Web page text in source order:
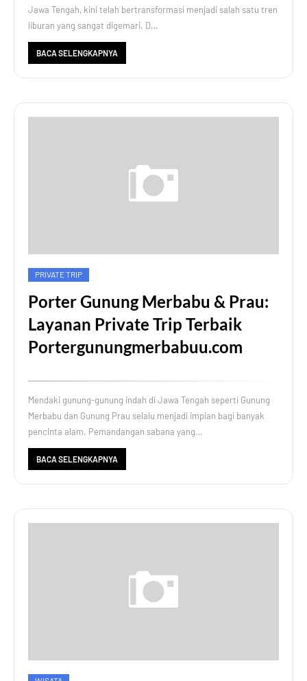
Jawa Tengah, kini telah bertransformasi menjadi salah satu tren
liburan yang sangat digemari. D…
BACA SELENGKAPNYA
PRIVATE TRIP
Porter Gunung Merbabu & Prau:
Layanan Private Trip Terbaik
Portergunungmerbabuu.com
Mendaki gunung-gunung indah di Jawa Tengah seperti Gunung
Merbabu dan Gunung Prau selalu menjadi impian bagi banyak
pencinta alam. Pemandangan sabana yang…
BACA SELENGKAPNYA